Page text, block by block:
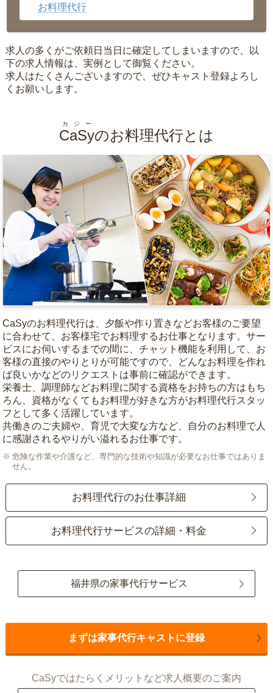
お料理代行
求人の多くがご依頼日当日に確定してしまいますので、以
下の求人情報は、実例として御覧ください。
求人はたくさんございますので、ぜひキャスト登録よろし
くお願いします。
CaSy
カジー
のお料理代行とは
CaSyのお料理代行は、夕飯や作り置きなどお客様のご要望
に合わせて、お客様宅でお料理するお仕事となります。サー
ビスにお伺いするまでの間に、チャット機能を利用して、お
客様の直接のやりとりが可能ですので、どんなお料理を作れ
ば良いかなどのリクエストは事前に確認ができます。
栄養士、調理師などお料理に関する資格をお持ちの方はもち
ろん、資格がなくてもお料理が好きな方がお料理代行スタッ
フとして多く活躍しています。
共働きのご夫婦や、育児で大変な方など、自分のお料理で人
に感謝されるやりがい溢れるお仕事です。
危険な作業や介護など、専門的な技術や知識が必要なお仕事ではありま
せん。
お料理代行のお仕事詳細
お料理代行サービスの詳細・料金
福井県の家事代行サービス
まずは家事代行キャストに登録
CaSyではたらくメリットなど求人概要のご案内